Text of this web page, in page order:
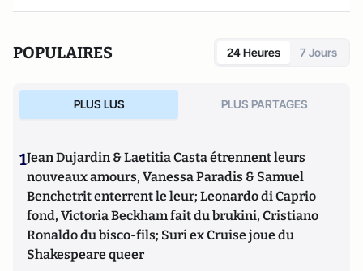
POPULAIRES 24 Heures 7 Jours
PLUS LUS PLUS PARTAGES
1Jean Dujardin & Laetitia Casta étrennent leurs
nouveaux amours, Vanessa Paradis & Samuel
Benchetrit enterrent le leur; Leonardo di Caprio
fond, Victoria Beckham fait du brukini, Cristiano
Ronaldo du bisco-fils; Suri ex Cruise joue du
Shakespeare queer